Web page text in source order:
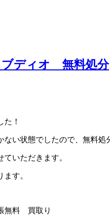
ディオ 無料処分
！
い状態でしたので、無料処
いただきます。
す。
料 買取り